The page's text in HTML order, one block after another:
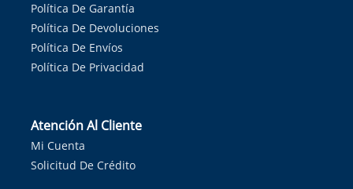
Política De Garantía
Política De Devoluciones
Política De Envíos
Política De Privacidad
Atención Al Cliente
Mi Cuenta
Solicitud De Crédito